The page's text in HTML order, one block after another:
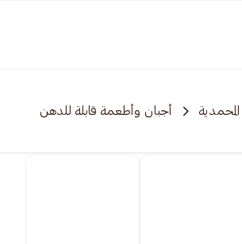
المحمدية أجبان وأطعمة قابلة للدهن